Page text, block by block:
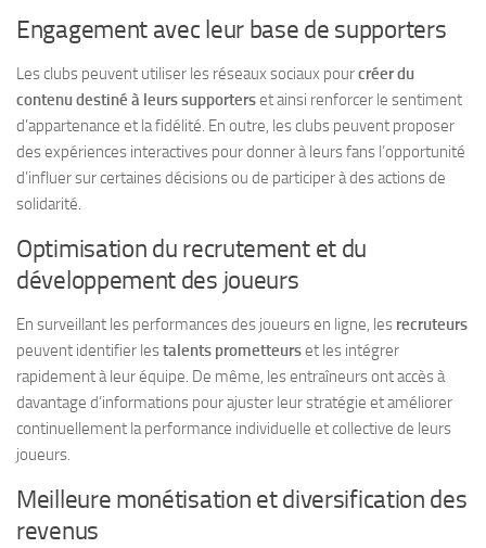
Engagement avec leur base de supporters
Les clubs peuvent utiliser les réseaux sociaux pourcréer du
contenu destiné à leurs supporterset ainsi renforcer le sentiment
d’appartenance et la fidélité. En outre, les clubs peuvent proposer
des expériences interactives pour donner à leurs fans l’opportunité
d’influer sur certaines décisions ou de participer à des actions de
solidarité.
Optimisation du recrutement et du
développement des joueurs
En surveillant les performances des joueurs en ligne, les recruteurs
peuvent identifier lestalents prometteurset les intégrer
rapidement à leur équipe. De même, les entraîneurs ont accès à
davantage d’informations pour ajuster leur stratégie et améliorer
continuellement la performance individuelle et collective de leurs
joueurs.
Meilleure monétisation et diversification des
revenus